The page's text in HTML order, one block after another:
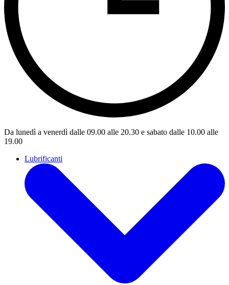
Da lunedì a venerdì dalle 09.00 alle 20.30 e sabato dalle 10.00 alle
19.00
Lubrificanti